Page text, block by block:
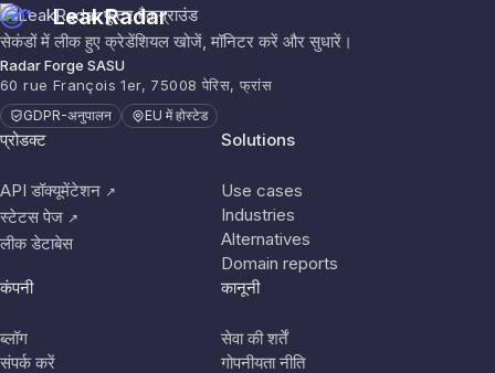
LeakRadar
सेकंडों में लीक हुए क्रेडेंशियल खोजें, मॉनिटर करें और सुधारें।
Radar Forge SASU
60 rue François 1er, 75008 पेरिस, फ्रांस
GDPR-अनुपालन EU में होस्टेड
प्रोडक्ट
API डॉक्यूमेंटेशन ↗
स्टेटस पेज ↗
लीक डेटाबेस
Solutions
Use cases
Industries
Alternatives
Domain reports
कंपनी
ब्लॉग
संपर्क करें
कानूनी
सेवा की शर्तें
गोपनीयता नीति